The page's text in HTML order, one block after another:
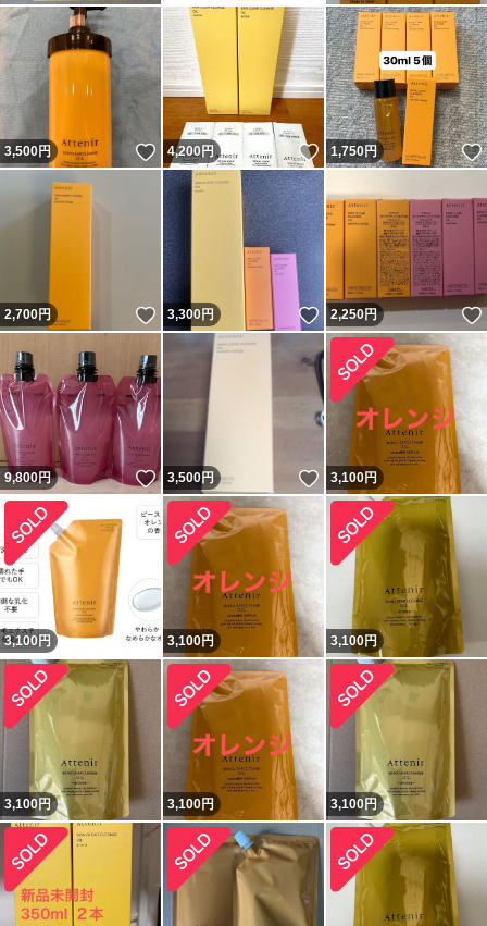
3,500円 いいね！
4,200円 いいね！
1,750円
2,700円 いいね！
3,300円 いいね！
2,250円
9,800円 いいね！
3,500円 いいね！
3,100円
3,100 円 3,100円 3,100円
3,100円 3,100円 3,100円